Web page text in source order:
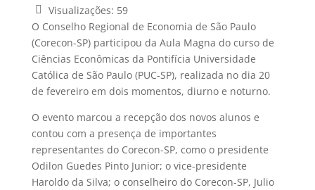
Visualizações: 59
O Conselho Regional de Economia de São Paulo
(Corecon-SP) participou da Aula Magna do curso de
Ciências Econômicas da Pontifícia Universidade
Católica de São Paulo (PUC-SP), realizada no dia 20
de fevereiro em dois momentos, diurno e noturno.
O evento marcou a recepção dos novos alunos e
contou com a presença de importantes
representantes do Corecon-SP, como o presidente
Odilon Guedes Pinto Junior; o vice-presidente
Haroldo da Silva; o conselheiro do Corecon-SP, Julio